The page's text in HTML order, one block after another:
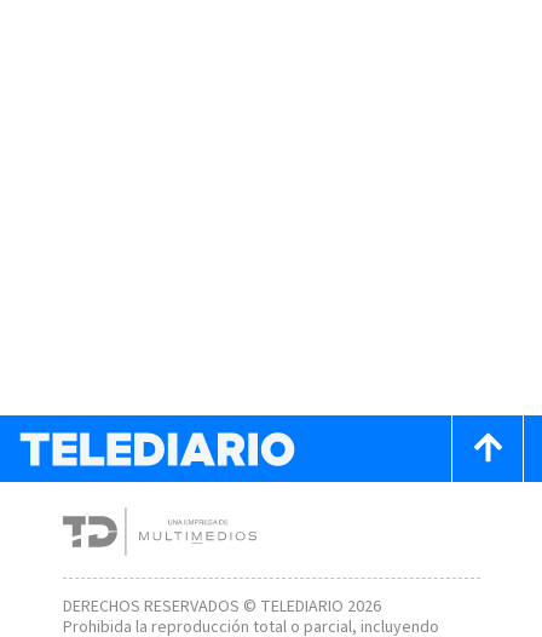
DERECHOS RESERVADOS © TELEDIARIO 2026
Prohibida la reproducción total o parcial, incluyendo